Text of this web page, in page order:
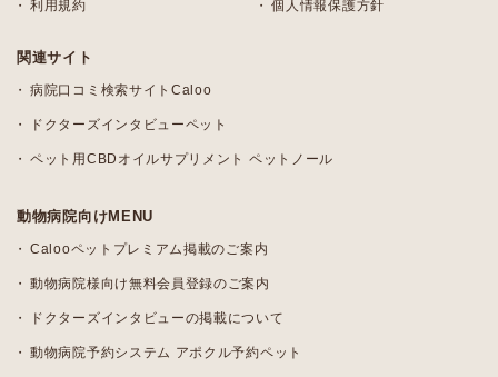
利用規約 個人情報保護方針
関連サイト
病院口コミ検索サイトCaloo
ドクターズインタビューペット
ペット用CBDオイルサプリメント ペットノール
動物病院向けMENU
Calooペットプレミアム掲載のご案内
動物病院様向け無料会員登録のご案内
ドクターズインタビューの掲載について
動物病院予約システム アポクル予約ペット